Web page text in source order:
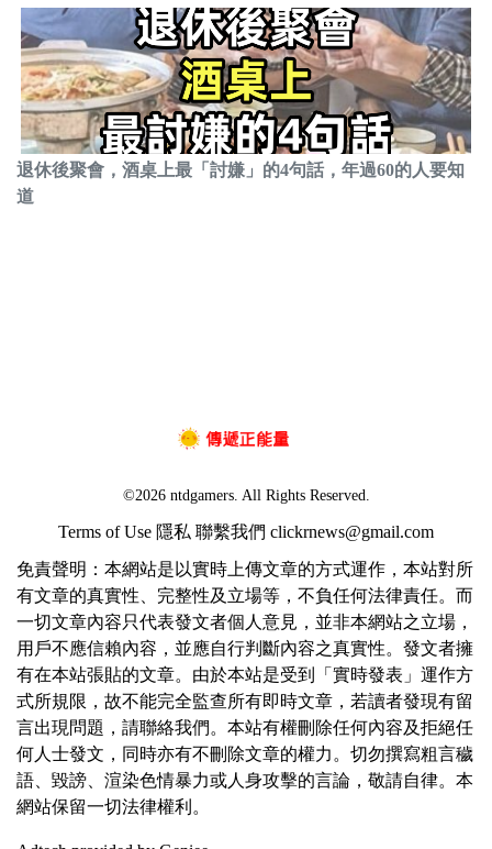
退休後聚會，酒桌上最「討嫌」的4句話，年過60的人要知
道
©2026 ntdgamers. All Rights Reserved.
Terms of Use 隱私 聯繫我們 clickrnews@gmail.com
免責聲明：本網站是以實時上傳文章的方式運作，本站對所
有文章的真實性、完整性及立場等，不負任何法律責任。而
一切文章內容只代表發文者個人意見，並非本網站之立場，
用戶不應信賴內容，並應自行判斷內容之真實性。發文者擁
有在本站張貼的文章。由於本站是受到「實時發表」運作方
式所規限，故不能完全監查所有即時文章，若讀者發現有留
言出現問題，請聯絡我們。本站有權刪除任何內容及拒絕任
何人士發文，同時亦有不刪除文章的權力。切勿撰寫粗言穢
語、毀謗、渲染色情暴力或人身攻擊的言論，敬請自律。本
網站保留一切法律權利。